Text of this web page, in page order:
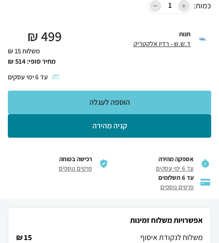
כמות:
חנות
ד.ש.ש - רדיו אלקטריק 499
₪
משלוח 15 ₪
מחיר סופי: 514
₪
עד6ימי עסקים
קניה מהירה
הוספה לעגלה
אספקה מהירה
עד 6 ימי עסקים
רכישה בטוחה
פרטים נוספים
עד 6 תשלומים
פרטים נוספים
אפשרויות משלוח זמינות
משלוח לנקודת איסוף
15 ₪